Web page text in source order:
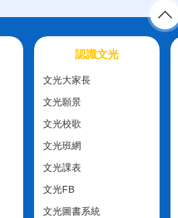
認識文光
文光大家長
文光願景
文光校歌
文光班網
文光課表
文光FB
文光圖書系統